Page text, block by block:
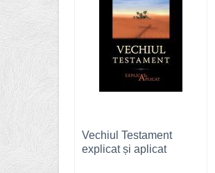
Vechiul Testament
explicat și aplicat